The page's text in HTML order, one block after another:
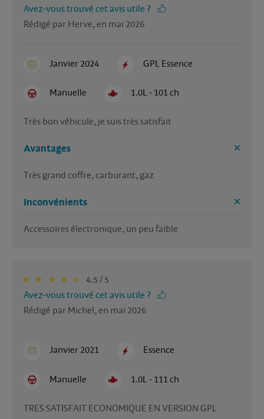
Avez-vous trouvé cet avis utile ?
Rédigé par Herve, en mai 2026
Janvier 2024 GPL Essence
Manuelle 1.0L - 101 ch
Très bon véhicule, je suis très satisfait
Avantages
Très grand coffre, carburant, gaz
Inconvénients
Accessoires électronique, un peu faible
4.5 / 5
Avez-vous trouvé cet avis utile ?
Rédigé par Michel, en mai 2026
Janvier 2021 Essence
Manuelle 1.0L - 111 ch
TRES SATISFAIT ECONOMIQUE EN VERSION GPL